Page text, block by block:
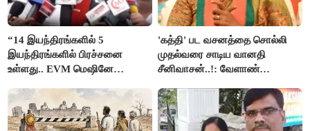
“14 இயந்திரங்களில் 5
இயந்திரங்களில் பிரச்சனை
உள்ளது.. EVM மெஷினே
இளங்கோ
'கத்தி' பட வசனத்தை சொல்லி
முதல்வரை சாடிய வானதி
சீனிவாசன்..!: வேளாண்
எதிர்ப்பு!